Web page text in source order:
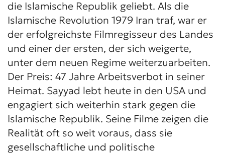
die Islamische Republik geliebt. Als die
Islamische Revolution 1979 Iran traf, war er
der erfolgreichste Filmregisseur des Landes
und einer der ersten, der sich weigerte,
unter dem neuen Regime weiterzuarbeiten.
Der Preis: 47 Jahre Arbeitsverbot in seiner
Heimat. Sayyad lebt heute in den USA und
engagiert sich weiterhin stark gegen die
Islamische Republik. Seine Filme zeigen die
Realität oft so weit voraus, dass sie
gesellschaftliche und politische